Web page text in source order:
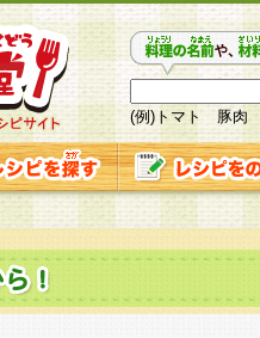
(例)トマト 豚肉